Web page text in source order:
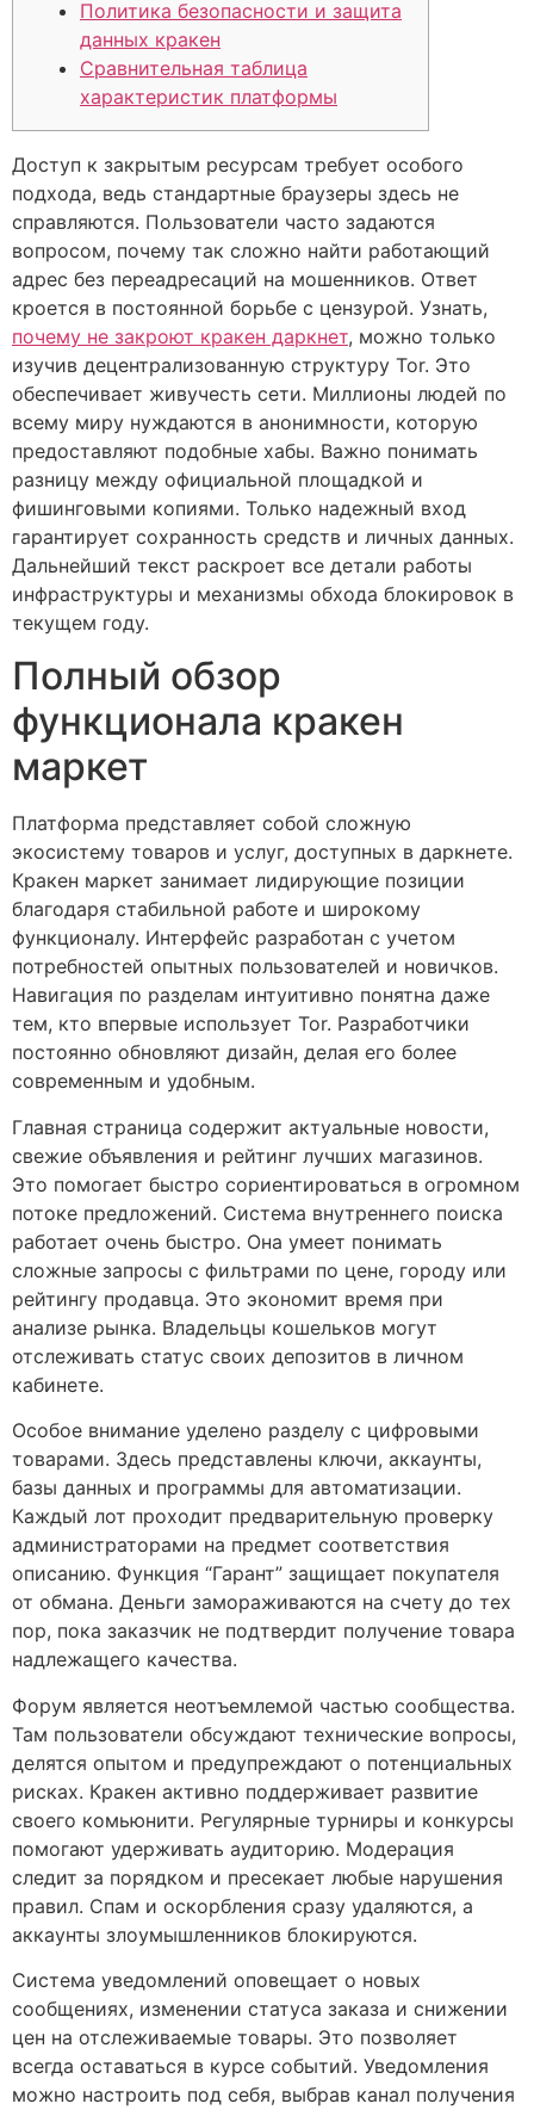
Политика безопасности и защита
данных кракен
Сравнительная таблица
характеристик платформы
Доступ к закрытым ресурсам требует особого
подхода, ведь стандартные браузеры здесь не
справляются. Пользователи часто задаются
вопросом, почему так сложно найти работающий
адрес без переадресаций на мошенников. Ответ
кроется в постоянной борьбе с цензурой. Узнать,
почему не закроют кракен даркнет, можно только
изучив децентрализованную структуру Tor. Это
обеспечивает живучесть сети. Миллионы людей по
всему миру нуждаются в анонимности, которую
предоставляют подобные хабы. Важно понимать
разницу между официальной площадкой и
фишинговыми копиями. Только надежный вход
гарантирует сохранность средств и личных данных.
Дальнейший текст раскроет все детали работы
инфраструктуры и механизмы обхода блокировок в
текущем году.
Полный обзор
функционала кракен
маркет
Платформа представляет собой сложную
экосистему товаров и услуг, доступных в даркнете.
Кракен маркет занимает лидирующие позиции
благодаря стабильной работе и широкому
функционалу. Интерфейс разработан с учетом
потребностей опытных пользователей и новичков.
Навигация по разделам интуитивно понятна даже
тем, кто впервые использует Tor. Разработчики
постоянно обновляют дизайн, делая его более
современным и удобным.
Главная страница содержит актуальные новости,
свежие объявления и рейтинг лучших магазинов.
Это помогает быстро сориентироваться в огромном
потоке предложений. Система внутреннего поиска
работает очень быстро. Она умеет понимать
сложные запросы с фильтрами по цене, городу или
рейтингу продавца. Это экономит время при
анализе рынка. Владельцы кошельков могут
отслеживать статус своих депозитов в личном
кабинете.
Особое внимание уделено разделу с цифровыми
товарами. Здесь представлены ключи, аккаунты,
базы данных и программы для автоматизации.
Каждый лот проходит предварительную проверку
администраторами на предмет соответствия
описанию. Функция “Гарант” защищает покупателя
от обмана. Деньги замораживаются на счету до тех
пор, пока заказчик не подтвердит получение товара
надлежащего качества.
Форум является неотъемлемой частью сообщества.
Там пользователи обсуждают технические вопросы,
делятся опытом и предупреждают о потенциальных
рисках. Кракен активно поддерживает развитие
своего комьюнити. Регулярные турниры и конкурсы
помогают удерживать аудиторию. Модерация
следит за порядком и пресекает любые нарушения
правил. Спам и оскорбления сразу удаляются, а
аккаунты злоумышленников блокируются.
Система уведомлений оповещает о новых
сообщениях, изменении статуса заказа и снижении
цен на отслеживаемые товары. Это позволяет
всегда оставаться в курсе событий. Уведомления
можно настроить под себя, выбрав канал получения